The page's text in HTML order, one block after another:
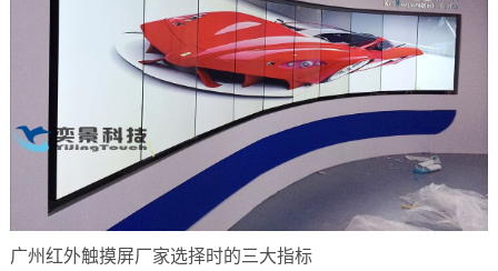
广州红外触摸屏厂家选择时的三大指标